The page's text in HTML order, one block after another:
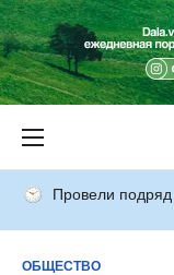
Провели
ОБЩЕСТВО